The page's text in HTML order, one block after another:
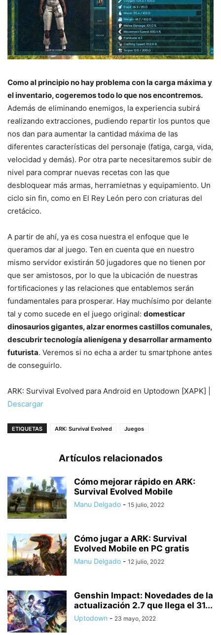
Como al principio no hay problema con la carga máxima y
el inventario, cogeremos todo lo que nos encontremos.
Además de eliminando enemigos, la experiencia subirá
realizando extracciones, pudiendo repartir los puntos que
nos dan para aumentar la cantidad máxima de las
diferentes características del personaje (fatiga, carga, vida,
velocidad y demás). Por otra parte necesitaremos subir de
nivel para comprar nuevas recetas con las que
desbloquear más armas, herramietnas y equipamiento. Un
ciclo sin fin, como en El Rey León pero con criaturas del
cretácico.
A partir de ahí, ya es cosa nuestra el enfoque que le
queramos dar al juego. Ten en cuenta que en nuestro
mismo servidor existirán 50 jugadores que no tienen por
que ser amistosos, por lo que la ubicación de nuestras
fortificaciones y las relaciones que entablemos serán
fundamentales para prosperar. Hay muchísimo por delante
tal y como sucede en el juego original: domesticar
dinosaurios gigantes, alzar enormes castillos comunales,
descubrir tecnología alienígena y desarrollar armamento
futurista. Veremos si no echa a arder tu smartphone antes
de conseguirlo.
ARK: Survival Evolved para Android en Uptodown [XAPK] |
Descargar
ETIQUETAS ARK: Survival Evolved Juegos
Artículos relacionados
Cómo mejorar rápido en ARK:
Survival Evolved Mobile
Manu Delgado - 15 julio, 2022
Cómo jugar a ARK: Survival
Evolved Mobile en PC gratis
Manu Delgado - 12 julio, 2022
Genshin Impact: Novedades de la
actualización 2.7 que llega el 31...
Uptodown - 23 mayo, 2022